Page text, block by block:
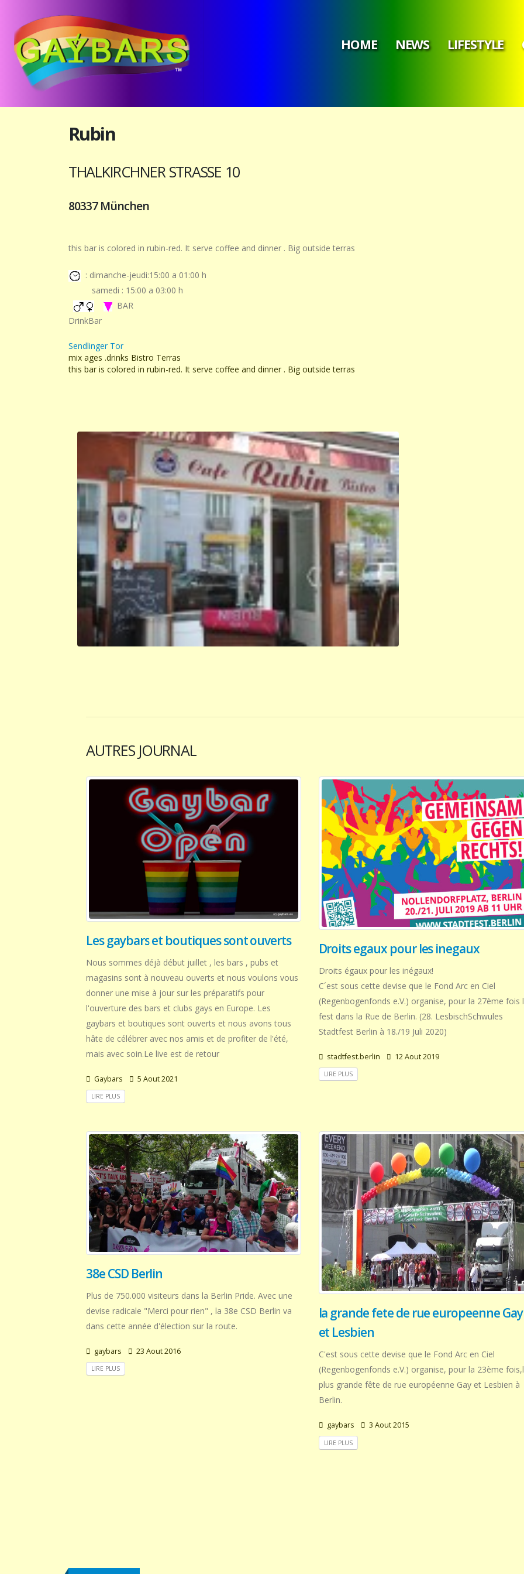
HOME NEWS LIFESTYLE
Rubin
THALKIRCHNER STRASSE 10
80337 München
this bar is colored in rubin-red. It serve coffee and dinner . Big outside terras
: dimanche-jeudi:15:00 a 01:00 h
samedi : 15:00 a 03:00 h
BAR
DrinkBar
Sendlinger Tor
mix ages .drinks Bistro Terras
this bar is colored in rubin-red. It serve coffee and dinner . Big outside terras
AUTRES JOURNAL
Les gaybars et boutiques sont ouverts
Nous sommes déjà début juillet , les bars , pubs et
magasins sont à nouveau ouverts et nous voulons vous
donner une mise à jour sur les préparatifs pour
l'ouverture des bars et clubs gays en Europe. Les
gaybars et boutiques sont ouverts et nous avons tous
hâte de célébrer avec nos amis et de profiter de l'été,
mais avec soin.Le live est de retour
Gaybars 5 Aout 2021
LIRE PLUS
Droits egaux pour les inegaux
Droits égaux pour les inégaux!
C´est sous cette devise que le Fond Arc en Ciel
(Regenbogenfonds e.V.) organise, pour la 27ème fois
fest dans la Rue de Berlin. (28. LesbischSchwules
Stadtfest Berlin à 18./19 Juli 2020)
stadtfest.berlin 12 Aout 2019
LIRE PLUS
38e CSD Berlin
Plus de 750.000 visiteurs dans la Berlin Pride. Avec une
devise radicale "Merci pour rien" , la 38e CSD Berlin va
dans cette année d'élection sur la route.
gaybars 23 Aout 2016
LIRE PLUS
la grande fete de rue europeenne Gay
et Lesbien
C'est sous cette devise que le Fond Arc en Ciel
(Regenbogenfonds e.V.) organise, pour la 23ème
plus grande fête de rue européenne Gay et Lesbien à
Berlin.
gaybars 3 Aout 2015
LIRE PLUS